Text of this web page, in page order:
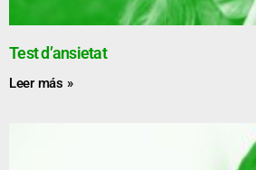
Test d’ansietat
Leer más »